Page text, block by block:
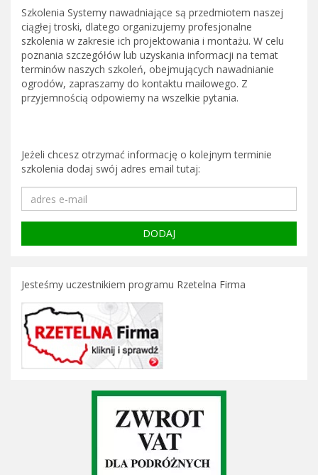
Szkolenia Systemy nawadniające są przedmiotem naszej
ciągłej troski, dlatego organizujemy profesjonalne
szkolenia w zakresie ich projektowania i montażu. W celu
poznania szczegółów lub uzyskania informacji na temat
terminów naszych szkoleń, obejmujących nawadnianie
ogrodów, zapraszamy do kontaktu mailowego. Z
przyjemnością odpowiemy na wszelkie pytania.
Jeżeli chcesz otrzymać informację o kolejnym terminie
szkolenia dodaj swój adres email tutaj:
Jesteśmy uczestnikiem programu Rzetelna Firma